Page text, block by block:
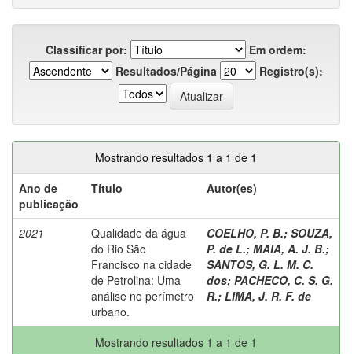
Classificar por:
Em ordem:
Resultados/Página
Registro(s):
Mostrando resultados 1 a 1 de 1
Ano de
publicação
Título Autor(es)
2021
Qualidade da água
do Rio São
Francisco na cidade
de Petrolina: Uma
análise no perímetro
urbano.
COELHO, P. B.; SOUZA,
P. de L.; MAIA, A. J. B.;
SANTOS, G. L. M. C.
dos; PACHECO, C. S. G.
R.; LIMA, J. R. F. de
Mostrando resultados 1 a 1 de 1